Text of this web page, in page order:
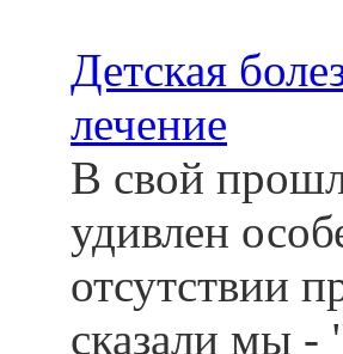
Детская
лечение
В свой
удивлен
отсутствии
сказали мы